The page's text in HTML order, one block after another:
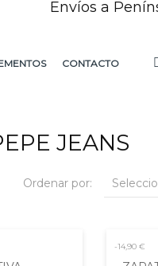
Envíos a
CONTACTO
JEANS
Ordenar por:
-14,90 €